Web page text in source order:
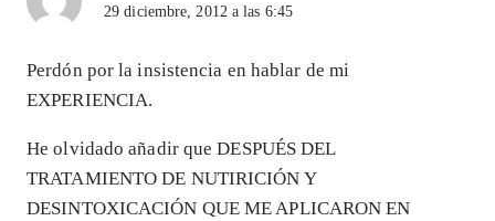
29 diciembre, 2012 a las 6:45
Perdón por la insistencia en hablar de mi
EXPERIENCIA.
He olvidado añadir que DESPUÉS DEL
TRATAMIENTO DE NUTIRICIÓN Y
DESINTOXICACIÓN QUE ME APLICARON EN